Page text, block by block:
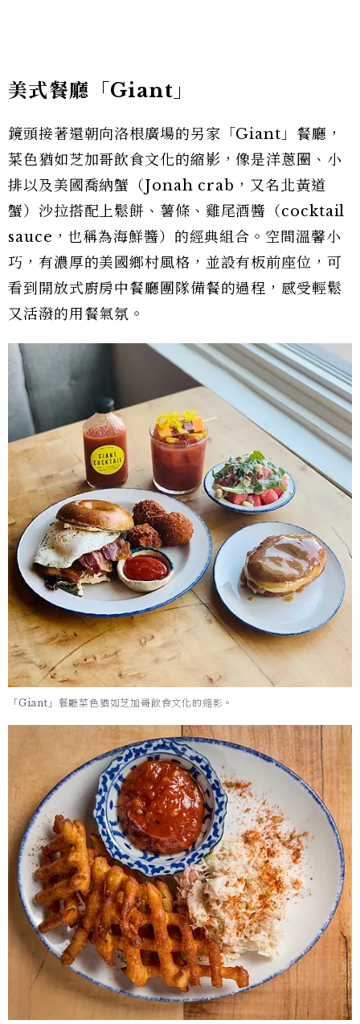
美式餐廳「Giant」
鏡頭接著還朝向洛根廣場的另家「Giant」餐廳，
菜色猶如芝加哥飲食文化的縮影，像是洋蔥圈、小
排以及美國喬納蟹（Jonah crab，又名北黃道
蟹）沙拉搭配上鬆餅、薯條、雞尾酒醬（cocktail
sauce，也稱為海鮮醬）的經典組合。空間溫馨小
巧，有濃厚的美國鄉村風格，並設有板前座位，可
看到開放式廚房中餐廳團隊備餐的過程，感受輕鬆
又活潑的用餐氣氛。
「Giant」餐廳菜色猶如芝加哥飲食文化的縮影。